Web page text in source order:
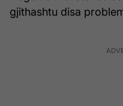
gjithashtu disa